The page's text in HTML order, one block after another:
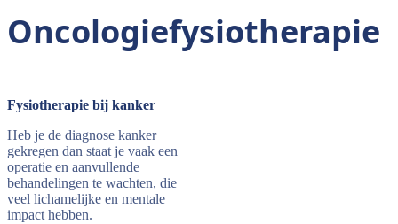
Oncologiefysiotherapie
Fysiotherapie bij kanker
Heb je de diagnose kanker
gekregen dan staat je vaak een
operatie en aanvullende
behandelingen te wachten, die
veel lichamelijke en mentale
impact hebben.